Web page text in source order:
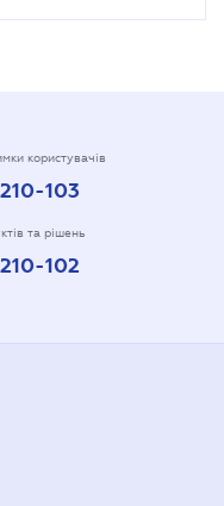
користувачів
103
та рішень
102